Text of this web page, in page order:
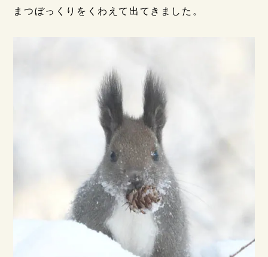
まつぼっくりをくわえて出てきました。